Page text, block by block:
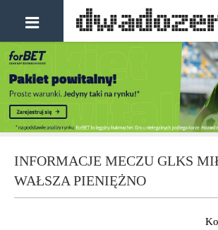
INFORMACJE MECZU GLKS
WAŁSZA PIENIĘŻNO